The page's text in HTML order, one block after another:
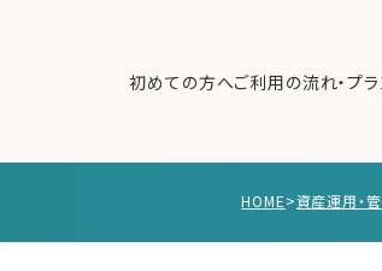
初めての方へご利用の流れ・プ
HOME>資産運用・